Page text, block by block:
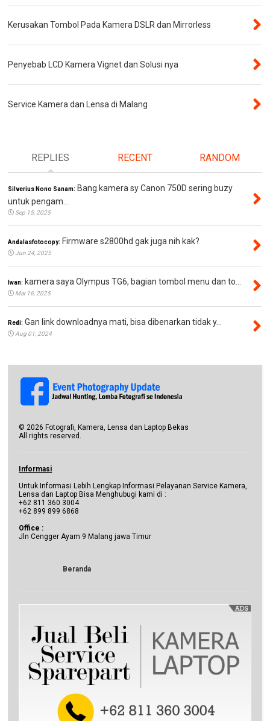
Kerusakan Tombol Pada Kamera DSLR dan Mirrorless
Penyebab LCD Kamera Vignet dan Solusi nya
Service Kamera dan Lensa di Malang
REPLIES RECENT RANDOM
Silverius Nono Sanam: Bang.kamera sy Canon 750D sering buzy
untuk pengam...
Sep 15, 2025
Andalasfotocopy: Firmware s2800hd gak juga nih kak?
Jun 24, 2025
Iwan: kamera saya Olympus TG6, bagian tombol menu dan to...
Mar 16, 2025
Redi: Gan link downloadnya mati, bisa dibenarkan tidak y...
Aug 01, 2024
©2026 Fotografi, Kamera, Lensa dan Laptop Bekas
All rights reserved.
Informasi
Untuk Informasi Lebih Lengkap Informasi Pelayanan Service Kamera,
Lensa dan Laptop Bisa Menghubugi kami di :
+62 811 360 3004
+62 899 899 6868
Office :
Jln Cengger Ayam 9 Malang jawa Timur
Beranda